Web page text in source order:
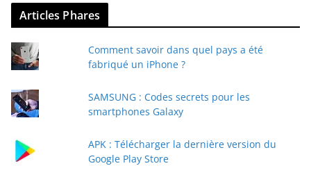
Articles Phares
Comment savoir dans quel pays a été
fabriqué un iPhone ?
SAMSUNG : Codes secrets pour les
smartphones Galaxy
APK : Télécharger la dernière version du
Google Play Store